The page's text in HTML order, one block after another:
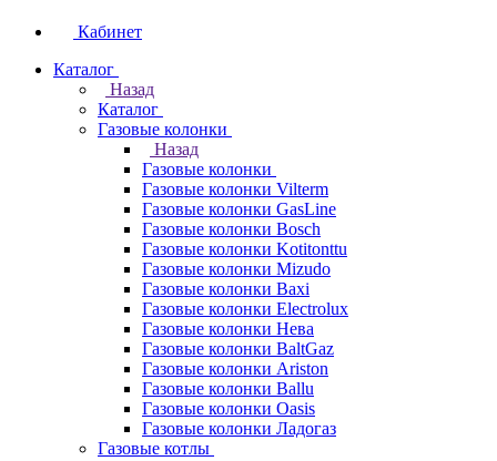
Кабинет
Каталог
Назад
Каталог
Газовые колонки
Назад
Газовые колонки
Газовые колонки Vilterm
Газовые колонки GasLine
Газовые колонки Bosch
Газовые колонки Kotitonttu
Газовые колонки Mizudo
Газовые колонки Baxi
Газовые колонки Electrolux
Газовые колонки Нева
Газовые колонки BaltGaz
Газовые колонки Ariston
Газовые колонки Ballu
Газовые колонки Oasis
Газовые колонки Ладогаз
Газовые котлы